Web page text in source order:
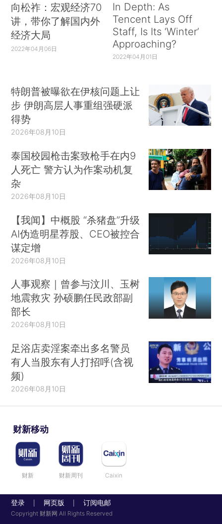
向松祚：宏观经济70
讲，带你了解国内外
经济大局
2022年04月06日
In Depth: As
Tencent Lays Off
Staff, Is Its ‘Winter’
Approaching?
2022年04月01日
特朗普被曝欲在伊核问题上让
步 伊朗高层人事重组强硬派
得势
2026年08月10日
泰国校园枪击案致枪手在内9
人死亡 警方认为作案动机复
杂
2026年08月10日
【我闻】中概股 “杀猪盘”升级
AI伪造明星荐股、CEO被控合
谋定增
2026年08月10日
人事观察｜曾参与汶川、玉树
地震救灾 孙硕鹏任民政部副
部长
2026年08月10日
足浴店卖淫案牵出多名警员
有人当股东有人打招呼(含视
频)
2026年08月10日
财新移动
财新 财新周刊 Caixin
登录 网页版 订阅电邮
Copyright 财新网 All Rights Reserved